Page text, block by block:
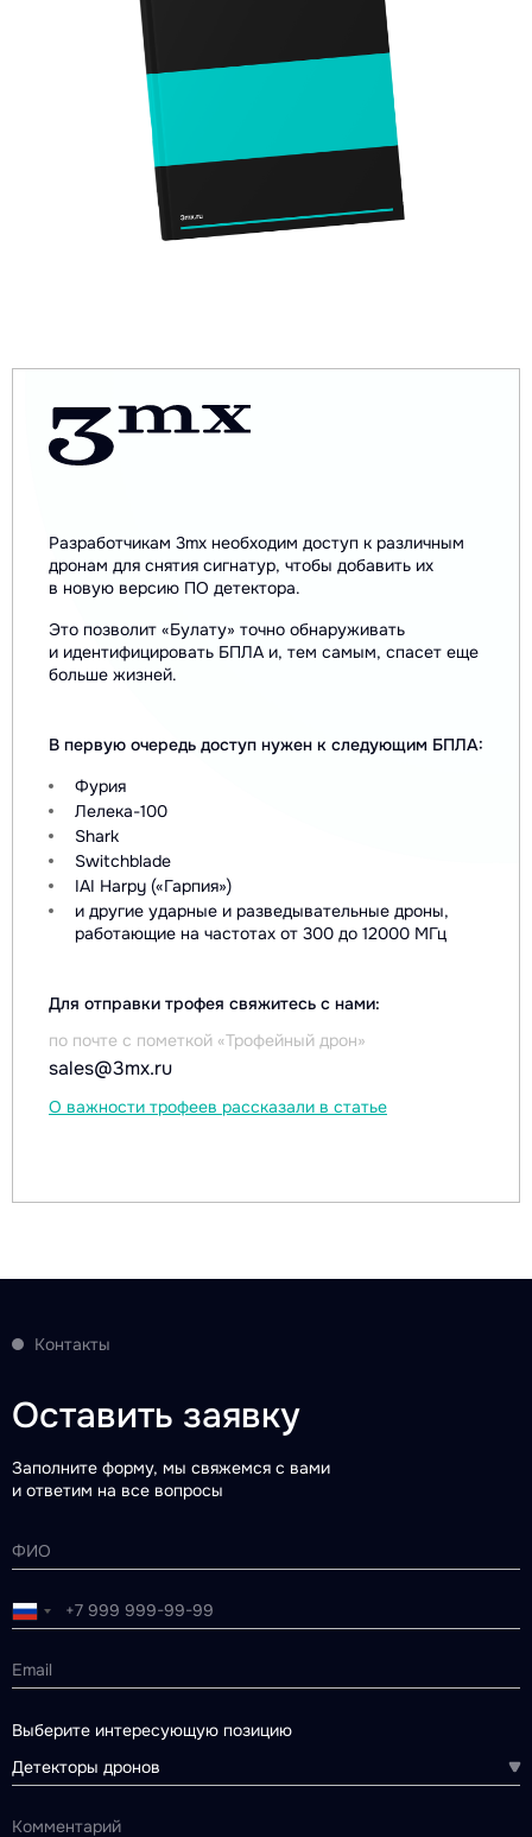
Разработчикам 3mx необходим доступ к различным
дронам для снятия сигнатур, чтобы добавить их
в новую версию ПО детектора.
Это позволит «Булату» точно обнаруживать
и идентифицировать БПЛА и, тем самым, спасет еще
больше жизней.
В первую очередь доступ нужен к следующим БПЛА:
Фурия
Лелека-100
Shark
Switchblade
IAI Harpy («Гарпия»)
и другие ударные и разведывательные дроны,
работающие на частотах от 300 до 12000 МГц
Для отправки трофея свяжитесь с нами:
по почте с пометкой «Трофейный дрон»
sales@3mx.ru
О важности трофеев рассказали в статье
Контакты
Оставить заявку
Заполните форму, мы свяжемся с вами
и ответим на все вопросы
Выберите интересующую позицию
Детекторы дронов